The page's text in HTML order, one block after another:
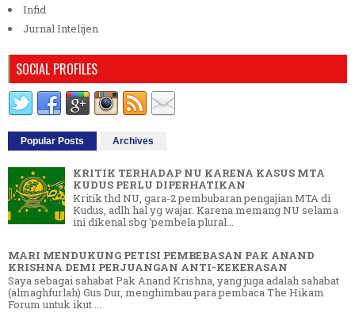
Infid
Jurnal Intelijen
SOCIAL PROFILES
Popular Posts Archives
KRITIK TERHADAP NU KARENA KASUS MTA
KUDUS PERLU DIPERHATIKAN
Kritik thd NU, gara-2 pembubaran pengajian MTA di
Kudus, adlh hal yg wajar. Karena memang NU selama
ini dikenal sbg 'pembela plural...
MARI MENDUKUNG PETISI PEMBEBASAN PAK ANAND
KRISHNA DEMI PERJUANGAN ANTI-KEKERASAN
Saya sebagai sahabat Pak Anand Krishna, yang juga adalah sahabat
(almaghfurlah) Gus Dur, menghimbau para pembaca The Hikam
Forum untuk ikut ...